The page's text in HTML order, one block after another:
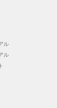
ル
ル